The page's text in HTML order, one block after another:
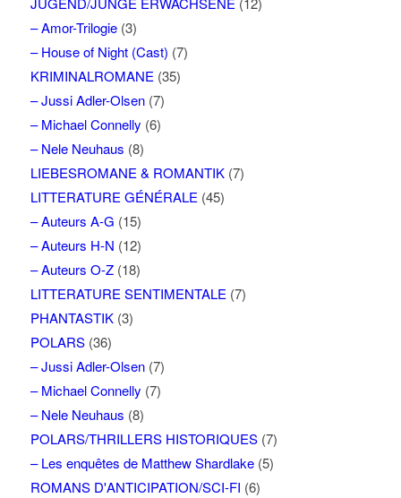
– Amor-Trilogie(3)
– House of Night (Cast) (7)
KRIMINALROMANE (35)
– Jussi Adler-Olsen(7)
– Michael Connelly (6)
– Nele Neuhaus (8)
LIEBESROMANE & ROMANTIK(7)
LITTERATURE GÉNÉRALE (45)
– Auteurs A-G (15)
– Auteurs H-N (12)
– Auteurs O-Z(18)
LITTERATURE SENTIMENTALE (7)
PHANTASTIK(3)
POLARS(36)
– Jussi Adler-Olsen(7)
– Michael Connelly (7)
– Nele Neuhaus (8)
POLARS/THRILLERS HISTORIQUES(7)
– Les enquêtes de Matthew Shardlake(5)
ROMANS D'ANTICIPATION/SCI-FI (6)